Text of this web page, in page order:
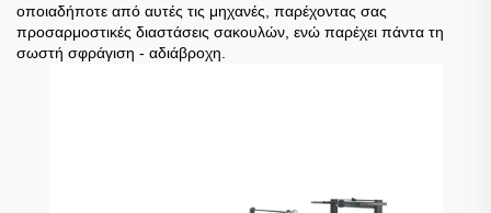
οποιαδήποτε από αυτές τις μηχανές, παρέχοντας σας
προσαρμοστικές διαστάσεις σακουλών, ενώ παρέχει πάντα τη
σωστή σφράγιση - αδιάβροχη.